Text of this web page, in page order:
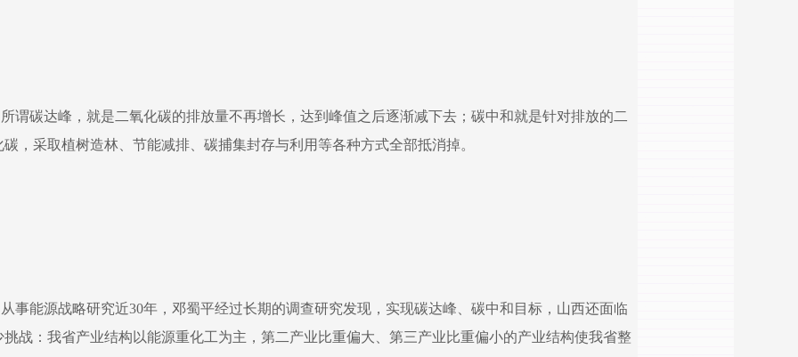
所谓碳达峰，就是二氧化碳的排放量不再增长，达到峰值之后逐渐减下去；碳中和就是针对排放的二
碳，采取植树造林、节能减排、碳捕集封存与利用等各种方式全部抵消掉。
从事能源战略研究近30年，邓蜀平经过长期的调查研究发现，实现碳达峰、碳中和目标，山西还面临
挑战：我省产业结构以能源重化工为主，第二产业比重偏大、第三产业比重偏小的产业结构使我省整